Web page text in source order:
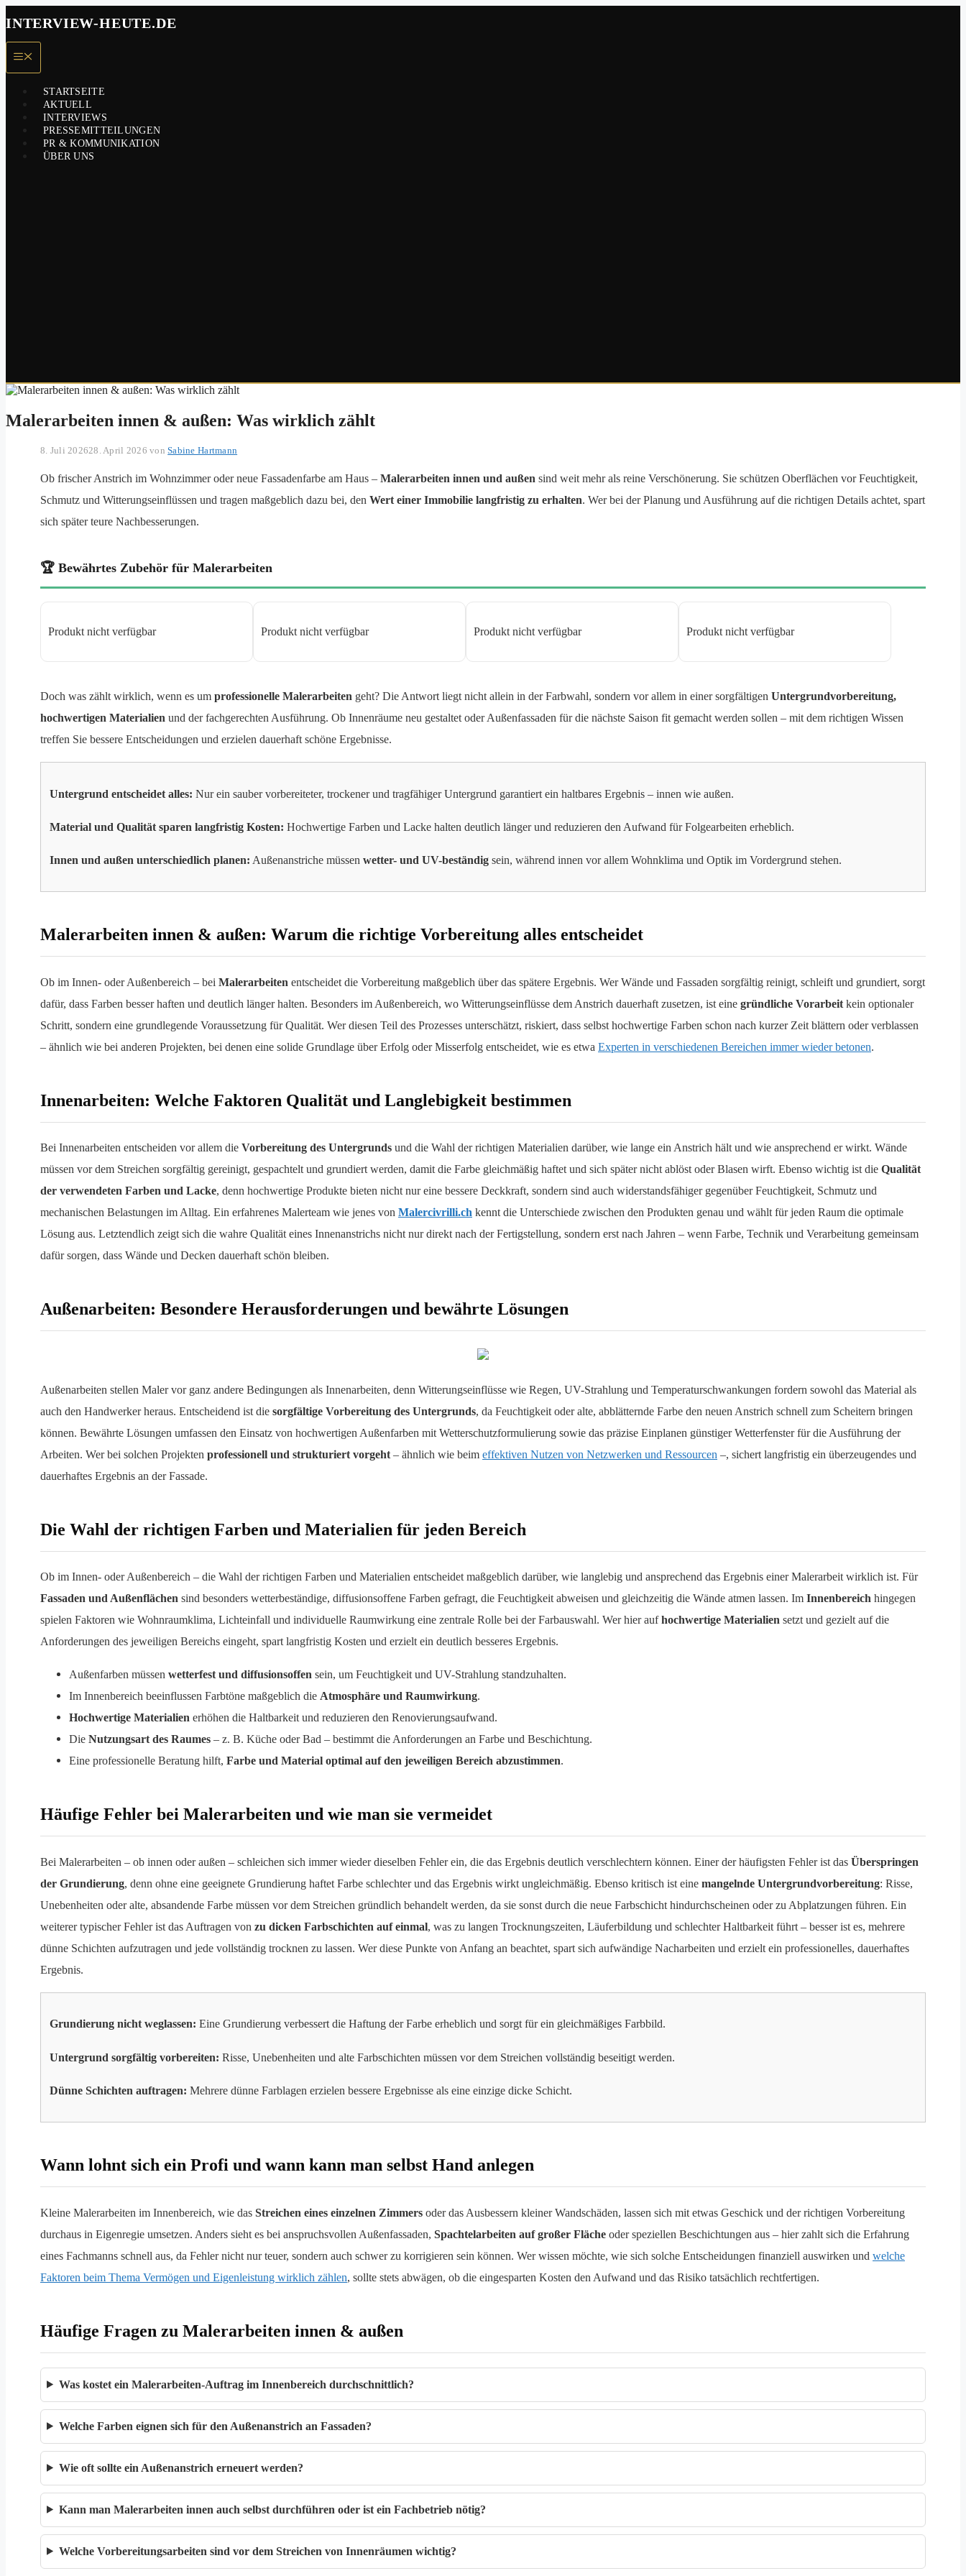
Inhalt
INTERVIEW-HEUTE.DE
Menü
STARTSEITE
AKTUELL
INTERVIEWS
PRESSEMITTEILUNGEN
PR & KOMMUNIKATION
ÜBER UNS
Malerarbeiten innen & außen: Was wirklich zählt
8. Juli 202628. April 2026 vonSabine Hartmann
Ob frischer Anstrich im Wohnzimmer oder neue Fassadenfarbe am Haus – Malerarbeiten innen und außen sind weit mehr als reine Verschönerung. Sie schützen Oberflächen vor Feuchtigkeit,
Schmutz und Witterungseinflüssen und tragen maßgeblich dazu bei, den Wert einer Immobilie langfristig zu erhalten. Wer bei der Planung und Ausführung auf die richtigen Details achtet, spart
sich später teure Nachbesserungen.
🏆 Bewährtes Zubehör für Malerarbeiten
Produkt nicht verfügbar Produkt nicht verfügbar Produkt nicht verfügbar Produkt nicht verfügbar
Doch was zählt wirklich, wenn es um professionelle Malerarbeiten geht? Die Antwort liegt nicht allein in der Farbwahl, sondern vor allem in einer sorgfältigen Untergrundvorbereitung,
hochwertigen Materialien und der fachgerechten Ausführung. Ob Innenräume neu gestaltet oder Außenfassaden für die nächste Saison fit gemacht werden sollen – mit dem richtigen Wissen
treffen Sie bessere Entscheidungen und erzielen dauerhaft schöne Ergebnisse.
Untergrund entscheidet alles: Nur ein sauber vorbereiteter, trockener und tragfähiger Untergrund garantiert ein haltbares Ergebnis – innen wie außen.
Material und Qualität sparen langfristig Kosten: Hochwertige Farben und Lacke halten deutlich länger und reduzieren den Aufwand für Folgearbeiten erheblich.
Innen und außen unterschiedlich planen: Außenanstriche müssen wetter- und UV-beständig sein, während innen vor allem Wohnklima und Optik im Vordergrund stehen.
Malerarbeiten innen & außen: Warum die richtige Vorbereitung alles entscheidet
Ob im Innen- oder Außenbereich – bei Malerarbeiten entscheidet die Vorbereitung maßgeblich über das spätere Ergebnis. Wer Wände und Fassaden sorgfältig reinigt, schleift und grundiert, sorgt
dafür, dass Farben besser haften und deutlich länger halten. Besonders im Außenbereich, wo Witterungseinflüsse dem Anstrich dauerhaft zusetzen, ist eine gründliche Vorarbeit kein optionaler
Schritt, sondern eine grundlegende Voraussetzung für Qualität. Wer diesen Teil des Prozesses unterschätzt, riskiert, dass selbst hochwertige Farben schon nach kurzer Zeit blättern oder verblassen
– ähnlich wie bei anderen Projekten, bei denen eine solide Grundlage über Erfolg oder Misserfolg entscheidet, wie es etwa Experten in verschiedenen Bereichen immer wieder betonen.
Innenarbeiten: Welche Faktoren Qualität und Langlebigkeit bestimmen
Bei Innenarbeiten entscheiden vor allem die Vorbereitung des Untergrunds und die Wahl der richtigen Materialien darüber, wie lange ein Anstrich hält und wie ansprechend er wirkt. Wände
müssen vor dem Streichen sorgfältig gereinigt, gespachtelt und grundiert werden, damit die Farbe gleichmäßig haftet und sich später nicht ablöst oder Blasen wirft. Ebenso wichtig ist die Qualität
der verwendeten Farben und Lacke, denn hochwertige Produkte bieten nicht nur eine bessere Deckkraft, sondern sind auch widerstandsfähiger gegenüber Feuchtigkeit, Schmutz und
mechanischen Belastungen im Alltag. Ein erfahrenes Malerteam wie jenes von Malercivrilli.ch kennt die Unterschiede zwischen den Produkten genau und wählt für jeden Raum die optimale
Lösung aus. Letztendlich zeigt sich die wahre Qualität eines Innenanstrichs nicht nur direkt nach der Fertigstellung, sondern erst nach Jahren – wenn Farbe, Technik und Verarbeitung gemeinsam
dafür sorgen, dass Wände und Decken dauerhaft schön bleiben.
Außenarbeiten: Besondere Herausforderungen und bewährte Lösungen
Außenarbeiten stellen Maler vor ganz andere Bedingungen als Innenarbeiten, denn Witterungseinflüsse wie Regen, UV-Strahlung und Temperaturschwankungen fordern sowohl das Material als
auch den Handwerker heraus. Entscheidend ist die sorgfältige Vorbereitung des Untergrunds, da Feuchtigkeit oder alte, abblätternde Farbe den neuen Anstrich schnell zum Scheitern bringen
können. Bewährte Lösungen umfassen den Einsatz von hochwertigen Außenfarben mit Wetterschutzformulierung sowie das präzise Einplanen günstiger Wetterfenster für die Ausführung der
Arbeiten. Wer bei solchen Projekten professionell und strukturiert vorgeht – ähnlich wie beim effektiven Nutzen von Netzwerken und Ressourcen –, sichert langfristig ein überzeugendes und
dauerhaftes Ergebnis an der Fassade.
Die Wahl der richtigen Farben und Materialien für jeden Bereich
Ob im Innen- oder Außenbereich – die Wahl der richtigen Farben und Materialien entscheidet maßgeblich darüber, wie langlebig und ansprechend das Ergebnis einer Malerarbeit wirklich ist. Für
Fassaden und Außenflächen sind besonders wetterbeständige, diffusionsoffene Farben gefragt, die Feuchtigkeit abweisen und gleichzeitig die Wände atmen lassen. Im Innenbereich hingegen
spielen Faktoren wie Wohnraumklima, Lichteinfall und individuelle Raumwirkung eine zentrale Rolle bei der Farbauswahl. Wer hier aufhochwertige Materialien setzt und gezielt auf die
Anforderungen des jeweiligen Bereichs eingeht, spart langfristig Kosten und erzielt ein deutlich besseres Ergebnis.
Außenfarben müssen wetterfest und diffusionsoffen sein, um Feuchtigkeit und UV-Strahlung standzuhalten.
Im Innenbereich beeinflussen Farbtöne maßgeblich die Atmosphäre und Raumwirkung.
Hochwertige Materialien erhöhen die Haltbarkeit und reduzieren den Renovierungsaufwand.
Die Nutzungsart des Raumes – z. B. Küche oder Bad – bestimmt die Anforderungen an Farbe und Beschichtung.
Eine professionelle Beratung hilft, Farbe und Material optimal auf den jeweiligen Bereich abzustimmen.
Häufige Fehler bei Malerarbeiten und wie man sie vermeidet
Bei Malerarbeiten – ob innen oder außen – schleichen sich immer wieder dieselben Fehler ein, die das Ergebnis deutlich verschlechtern können. Einer der häufigsten Fehler ist das Überspringen
der Grundierung, denn ohne eine geeignete Grundierung haftet Farbe schlechter und das Ergebnis wirkt ungleichmäßig. Ebenso kritisch ist eine mangelnde Untergrundvorbereitung: Risse,
Unebenheiten oder alte, absandende Farbe müssen vor dem Streichen gründlich behandelt werden, da sie sonst durch die neue Farbschicht hindurchscheinen oder zu Abplatzungen führen. Ein
weiterer typischer Fehler ist das Auftragen von zu dicken Farbschichten auf einmal, was zu langen Trocknungszeiten, Läuferbildung und schlechter Haltbarkeit führt – besser ist es, mehrere
dünne Schichten aufzutragen und jede vollständig trocknen zu lassen. Wer diese Punkte von Anfang an beachtet, spart sich aufwändige Nacharbeiten und erzielt ein professionelles, dauerhaftes
Ergebnis.
Grundierung nicht weglassen: Eine Grundierung verbessert die Haftung der Farbe erheblich und sorgt für ein gleichmäßiges Farbbild.
Untergrund sorgfältig vorbereiten: Risse, Unebenheiten und alte Farbschichten müssen vor dem Streichen vollständig beseitigt werden.
Dünne Schichten auftragen: Mehrere dünne Farblagen erzielen bessere Ergebnisse als eine einzige dicke Schicht.
Wann lohnt sich ein Profi und wann kann man selbst Hand anlegen
Kleine Malerarbeiten im Innenbereich, wie das Streichen eines einzelnen Zimmers oder das Ausbessern kleiner Wandschäden, lassen sich mit etwas Geschick und der richtigen Vorbereitung
durchaus in Eigenregie umsetzen. Anders sieht es bei anspruchsvollen Außenfassaden, Spachtelarbeiten auf großer Fläche oder speziellen Beschichtungen aus – hier zahlt sich die Erfahrung
eines Fachmanns schnell aus, da Fehler nicht nur teuer, sondern auch schwer zu korrigieren sein können. Wer wissen möchte, wie sich solche Entscheidungen finanziell auswirken und welche
Faktoren beim Thema Vermögen und Eigenleistung wirklich zählen, sollte stets abwägen, ob die eingesparten Kosten den Aufwand und das Risiko tatsächlich rechtfertigen.
Häufige Fragen zu Malerarbeiten innen & außen
Was kostet ein Malerarbeiten-Auftrag im Innenbereich durchschnittlich?
Welche Farben eignen sich für den Außenanstrich an Fassaden?
Wie oft sollte ein Außenanstrich erneuert werden?
Kann man Malerarbeiten innen auch selbst durchführen oder ist ein Fachbetrieb nötig?
Welche Vorbereitungsarbeiten sind vor dem Streichen von Innenräumen wichtig?